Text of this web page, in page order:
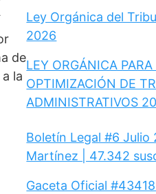
de
la
Ley Orgánica del
2026
LEY ORGÁNICA
OPTIMIZACIÓN DE
ADMINISTRATIVOS
Boletín Legal #6
Martínez | 47.342
Gaceta Oficial